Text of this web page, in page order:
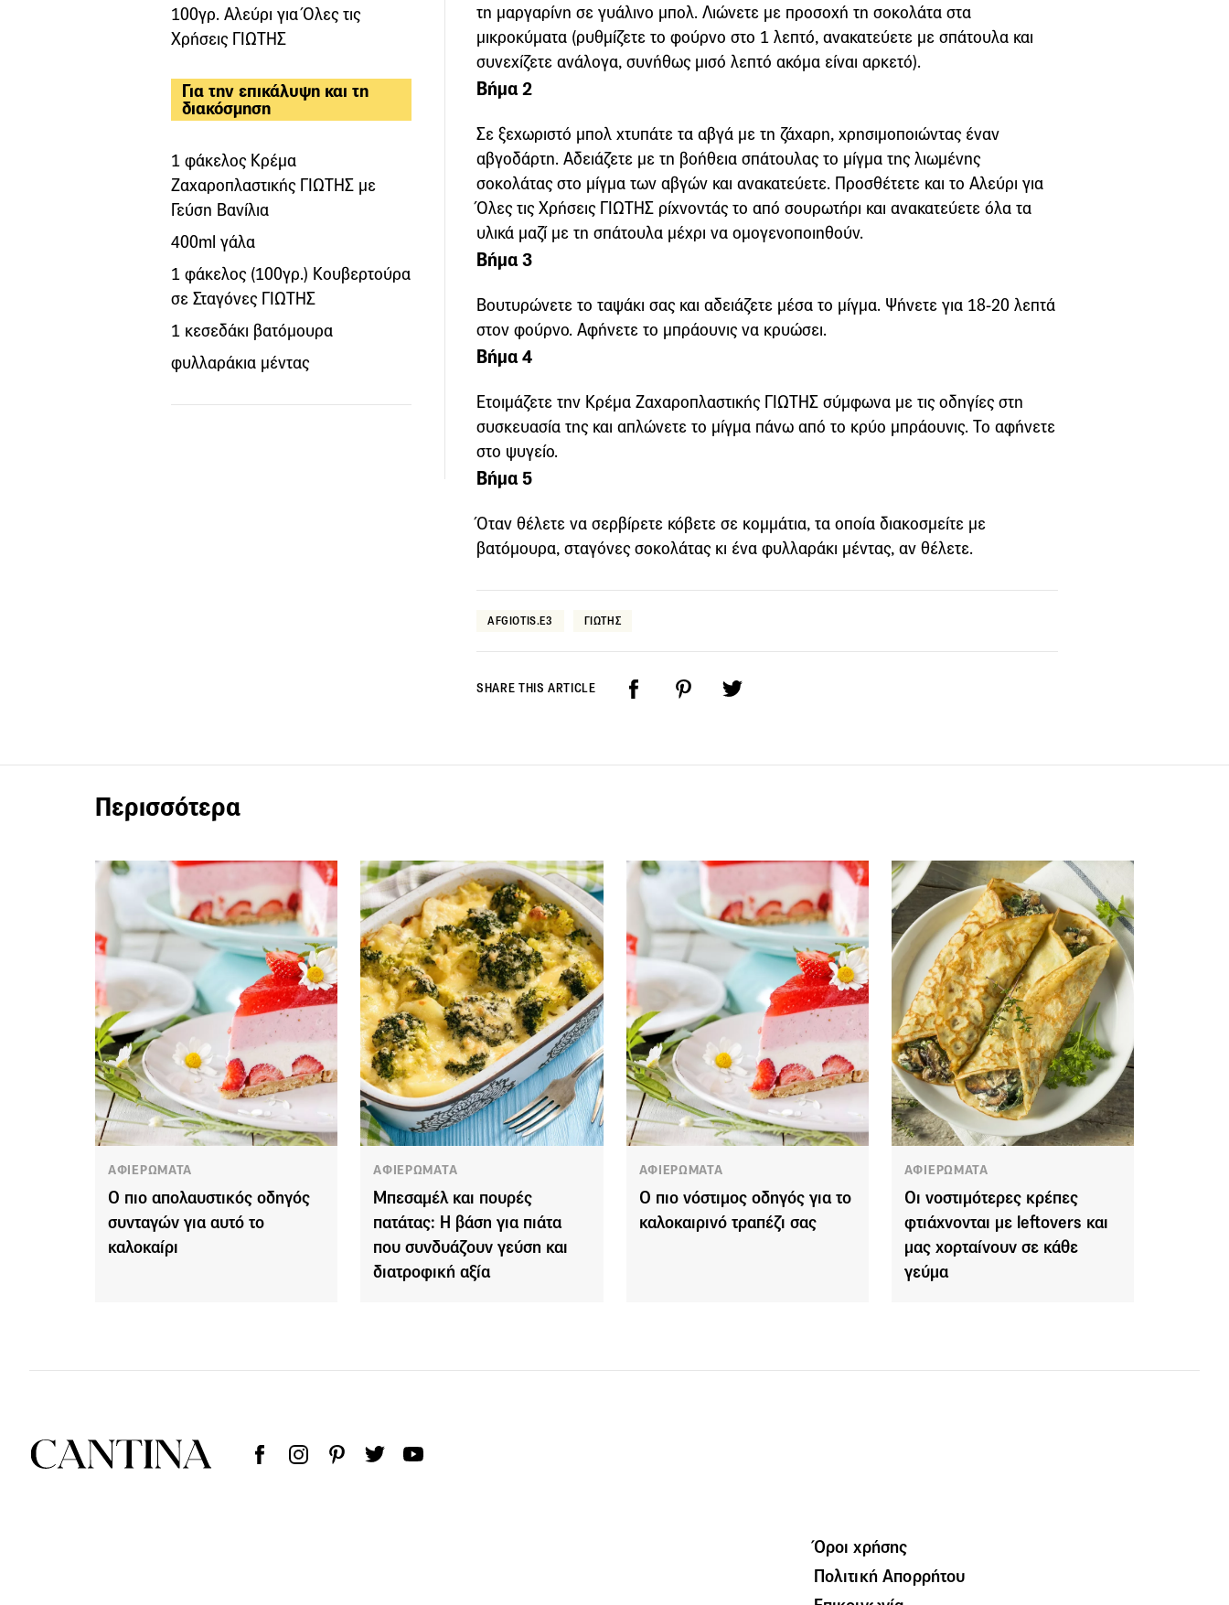
100γρ. Αλεύρι για Όλες τις
Χρήσεις ΓΙΩΤΗΣ
Για την επικάλυψη και τη
διακόσμηση
1 φάκελος Κρέμα
Ζαχαροπλαστικής ΓΙΩΤΗΣ με
Γεύση Βανίλια
400ml γάλα
1 φάκελος (100γρ.) Κουβερτούρα
σε Σταγόνες ΓΙΩΤΗΣ
1 κεσεδάκι βατόμουρα
φυλλαράκια μέντας
τη μαργαρίνη σε γυάλινο μπολ. Λιώνετε με προσοχή τη σοκολάτα στα
μικροκύματα (ρυθμίζετε το φούρνο στο 1 λεπτό, ανακατεύετε με σπάτουλα και
συνεχίζετε ανάλογα, συνήθως μισό λεπτό ακόμα είναι αρκετό).
Βήμα 2
Σε ξεχωριστό μπολ χτυπάτε τα αβγά με τη ζάχαρη, χρησιμοποιώντας έναν
αβγοδάρτη. Αδειάζετε με τη βοήθεια σπάτουλας το μίγμα της λιωμένης
σοκολάτας στο μίγμα των αβγών και ανακατεύετε. Προσθέτετε και το Αλεύρι για
Όλες τις Χρήσεις ΓΙΩΤΗΣ ρίχνοντάς το από σουρωτήρι και ανακατεύετε όλα τα
υλικά μαζί με τη σπάτουλα μέχρι να ομογενοποιηθούν.
Βήμα 3
Βουτυρώνετε το ταψάκι σας και αδειάζετε μέσα το μίγμα. Ψήνετε για 18-20 λεπτά
στον φούρνο. Αφήνετε το μπράουνις να κρυώσει.
Βήμα 4
Ετοιμάζετε την Κρέμα Ζαχαροπλαστικής ΓΙΩΤΗΣ σύμφωνα με τις οδηγίες στη
συσκευασία της και απλώνετε το μίγμα πάνω από το κρύο μπράουνις. Το αφήνετε
στο ψυγείο.
Βήμα 5
Όταν θέλετε να σερβίρετε κόβετε σε κομμάτια, τα οποία διακοσμείτε με
βατόμουρα, σταγόνες σοκολάτας κι ένα φυλλαράκι μέντας, αν θέλετε.
AFGIOTIS.E3 ΓΙΩΤΗΣ
SHARE THIS ARTICLE
Περισσότερα
ΑΦΙΕΡΩΜΑΤΑ
Ο πιο απολαυστικός οδηγός
συνταγών για αυτό το
καλοκαίρι
ΑΦΙΕΡΩΜΑΤΑ
Μπεσαμέλ και πουρές
πατάτας: Η βάση για πιάτα
που συνδυάζουν γεύση και
διατροφική αξία
ΑΦΙΕΡΩΜΑΤΑ
Ο πιο νόστιμος οδηγός για το
καλοκαιρινό τραπέζι σας
ΑΦΙΕΡΩΜΑΤΑ
Οι νοστιμότερες κρέπες
φτιάχνονται με leftovers και
μας χορταίνουν σε κάθε
γεύμα
Όροι χρήσης
Πολιτική Απορρήτου